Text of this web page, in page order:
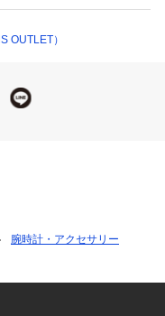
れを生じる場合があり
分にご注意下さい。
OUTLET）
腕時計・アクセサリー